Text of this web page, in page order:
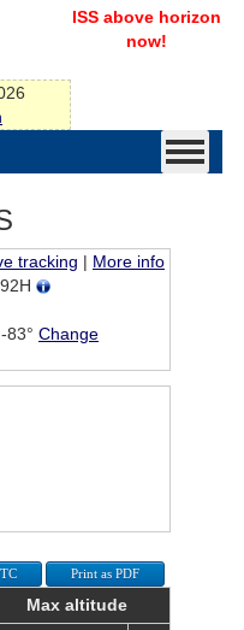
ISS above horizon
now!
tracking | More info
83° Change
Print as PDF
Max altitude